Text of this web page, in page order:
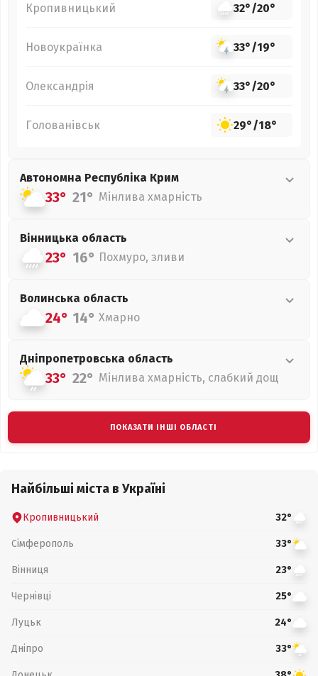
Кропивницький 32°/20°
Новоукраїнка 33°/19°
Олександрія 33°/20°
Голованівськ 29°/18°
Автономна Республіка Крим
33° 21° Мінлива хмарність
Вінницька область
23° 16° Похмуро, зливи
Волинська область
24° 14° Хмарно
Дніпропетровська область
33° 22° Мінлива хмарність, слабкий дощ
ПОКАЗАТИ ІНШІ ОБЛАСТІ
Найбільші міста в Україні
Кропивницький 32°
Сімферополь 33°
Вінниця 23°
Чернівці 25°
Луцьк 24°
Дніпро 33°